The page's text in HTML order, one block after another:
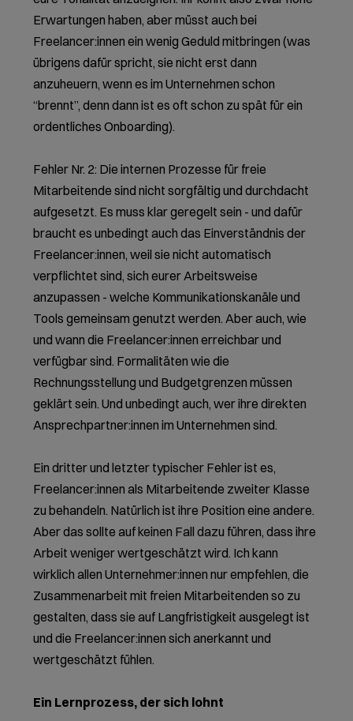
Erwartungen haben, aber müsst auch bei
Freelancer:innen ein wenig Geduld mitbringen (was
übrigens dafür spricht, sie nicht erst dann
anzuheuern, wenn es im Unternehmen schon
“brennt”, denn dann ist es oft schon zu spät für ein
ordentliches Onboarding).
Fehler Nr. 2: Die internen Prozesse für freie
Mitarbeitende sind nicht sorgfältig und durchdacht
aufgesetzt. Es muss klar geregelt sein - und dafür
braucht es unbedingt auch das Einverständnis der
Freelancer:innen, weil sie nicht automatisch
verpflichtet sind, sich eurer Arbeitsweise
anzupassen - welche Kommunikationskanäle und
Tools gemeinsam genutzt werden. Aber auch, wie
und wann die Freelancer:innen erreichbar und
verfügbar sind. Formalitäten wie die
Rechnungsstellung und Budgetgrenzen müssen
geklärt sein. Und unbedingt auch, wer ihre direkten
Ansprechpartner:innen im Unternehmen sind.
Ein dritter und letzter typischer Fehler ist es,
Freelancer:innen als Mitarbeitende zweiter Klasse
zu behandeln. Natürlich ist ihre Position eine andere.
Aber das sollte auf keinen Fall dazu führen, dass ihre
Arbeit weniger wertgeschätzt wird. Ich kann
wirklich allen Unternehmer:innen nur empfehlen, die
Zusammenarbeit mit freien Mitarbeitenden so zu
gestalten, dass sie auf Langfristigkeit ausgelegt ist
und die Freelancer:innen sich anerkannt und
wertgeschätzt fühlen.
Ein Lernprozess, der sich lohnt